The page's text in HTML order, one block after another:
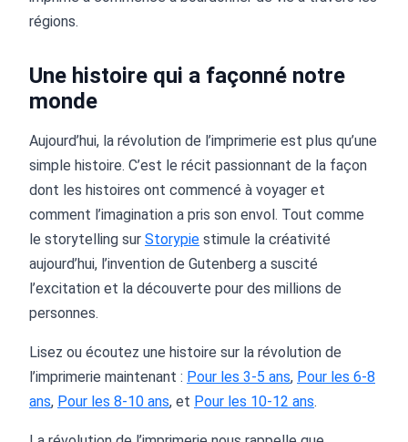
régions.
Une histoire qui a façonné notre
monde
Aujourd’hui, la révolution de l’imprimerie est plus qu’une
simple histoire. C’est le récit passionnant de la façon
dont les histoires ont commencé à voyager et
comment l’imagination a pris son envol. Tout comme
le storytelling sur Storypie stimule la créativité
aujourd’hui, l’invention de Gutenberg a suscité
l’excitation et la découverte pour des millions de
personnes.
Lisez ou écoutez une histoire sur la révolution de
l’imprimerie maintenant : Pour les 3-5 ans, Pour les 6-8
ans, Pour les 8-10 ans, et Pour les 10-12 ans.